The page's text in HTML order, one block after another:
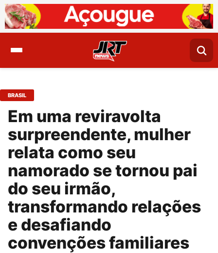
BRASIL
Em uma reviravolta
surpreendente, mulher
relata como seu
namorado se tornou pai
do seu irmão,
transformando relações
e desafiando
convenções familiares